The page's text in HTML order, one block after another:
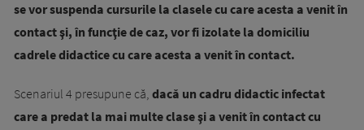
se vor suspenda cursurile la clasele cu care acesta a venit în
contact şi, în funcţie de caz, vor fi izolate la domiciliu
cadrele didactice cu care acesta a venit în contact.
Scenariul 4 presupune că, dacă un cadru didactic infectat
care a predat la mai multe clase şi a venit în contact cu